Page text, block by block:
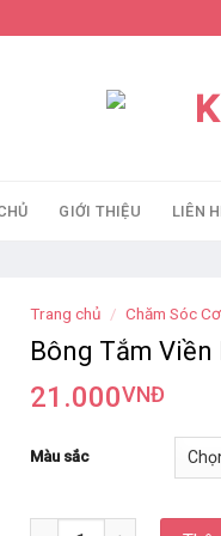
GIỚI THIỆU LIÊN
Trang chủ / Chăm Sóc
Bông Tắm Viền
21.000VNĐ
Màu sắc
Số lượng